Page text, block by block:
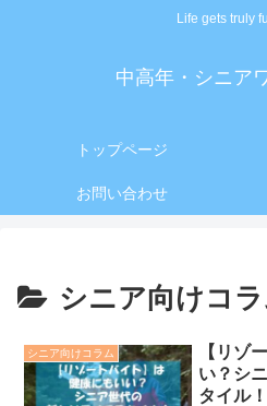
Life gets truly
中高年・シニア
トップページ
お問い合わせ
シニア向けコ
シニア向けコラム
【リゾ
い？シ
タイル！